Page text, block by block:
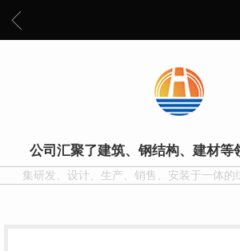
公司汇聚了建筑、钢结构、建材等
集研发、设计、生产、销售、安装于一体的